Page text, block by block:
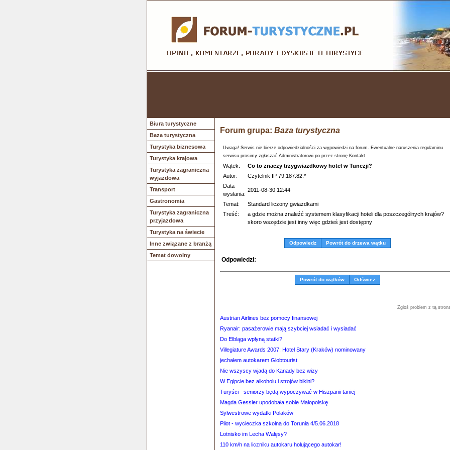
Biura turystyczne
Baza turystyczna
Turystyka biznesowa
Turystyka krajowa
Turystyka zagraniczna
wyjazdowa
Transport
Gastronomia
Turystyka zagraniczna
przyjazdowa
Turystyka na świecie
Inne związane z branżą
Temat dowolny
Forum grupa: Baza turystyczna
Uwaga! Serwis nie bierze odpowiedzialności za wypowiedzi na forum. Ewentualne naruszenia regulaminu
serwisu prosimy zgłaszać Administratorowi po przez stronę Kontakt
Wątek:
Co to znaczy trzygwiazdkowy hotel w Tunezji?
Autor:
Czytelnik IP 79.187.82.*
Data
wysłania:
2011-08-30 12:44
Temat:
Standard liczony gwiazdkami
Treść:
a gdzie można znaleźć systemem klasyfikacji hoteli dla poszczególnych krajów?
skoro wszędzie jest inny więc gdzieś jest dostępny
Odpowiedz Powrót do drzewa wątku
Odpowiedzi:
Powrót do wątków Odśwież
Zgłoś problem z tą
Austrian Airlines bez pomocy finansowej
Ryanair: pasażerowie mają szybciej wsiadać i wysiadać
Do Elbląga wpłyną statki?
Villegiature Awards 2007: Hotel Stary (Kraków) nominowany
jechałem autokarem Globtourist
Nie wszyscy wjadą do Kanady bez wizy
W Egipcie bez alkoholu i strojów bikini?
Turyści - seniorzy będą wypoczywać w Hiszpanii taniej
Magda Gessler upodobała sobie Małopolskę
Sylwestrowe wydatki Polaków
Pilot - wycieczka szkolna do Torunia 4/5.06.2018
Lotnisko im Lecha Wałęsy?
110 km/h na liczniku autokaru holującego autokar!